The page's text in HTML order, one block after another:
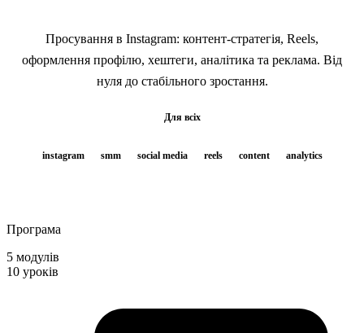
Просування в Instagram: контент-стратегія, Reels,
оформлення профілю, хештеги, аналітика та реклама. Від
нуля до стабільного зростання.
Для всіх
instagram smm social media reels content analytics
Програма
5 модулів
10 уроків